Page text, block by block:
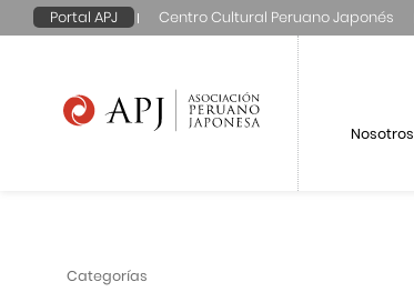
Portal APJ Centro Cultural Peruano Japonés
Nosotros
Categorías